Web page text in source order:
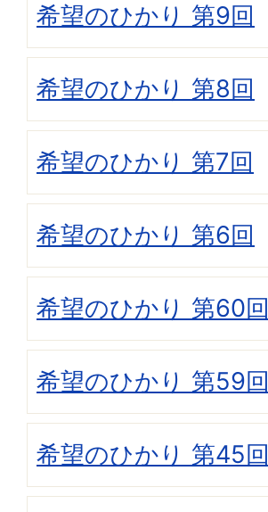
希望のひかり 第9回
希望のひかり 第8回
希望のひかり 第7回
希望のひかり 第6回
希望のひかり 第60回
希望のひかり 第59回
希望のひかり 第45回